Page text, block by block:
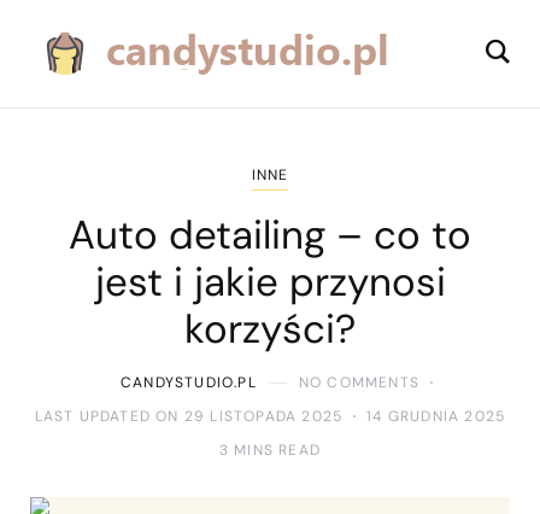
INNE
Auto detailing – co to
jest i jakie przynosi
korzyści?
CANDYSTUDIO.PL
NO COMMENTS
LAST UPDATED ON 29 LISTOPADA 2025
14 GRUDNIA 2025
3 MINS READ